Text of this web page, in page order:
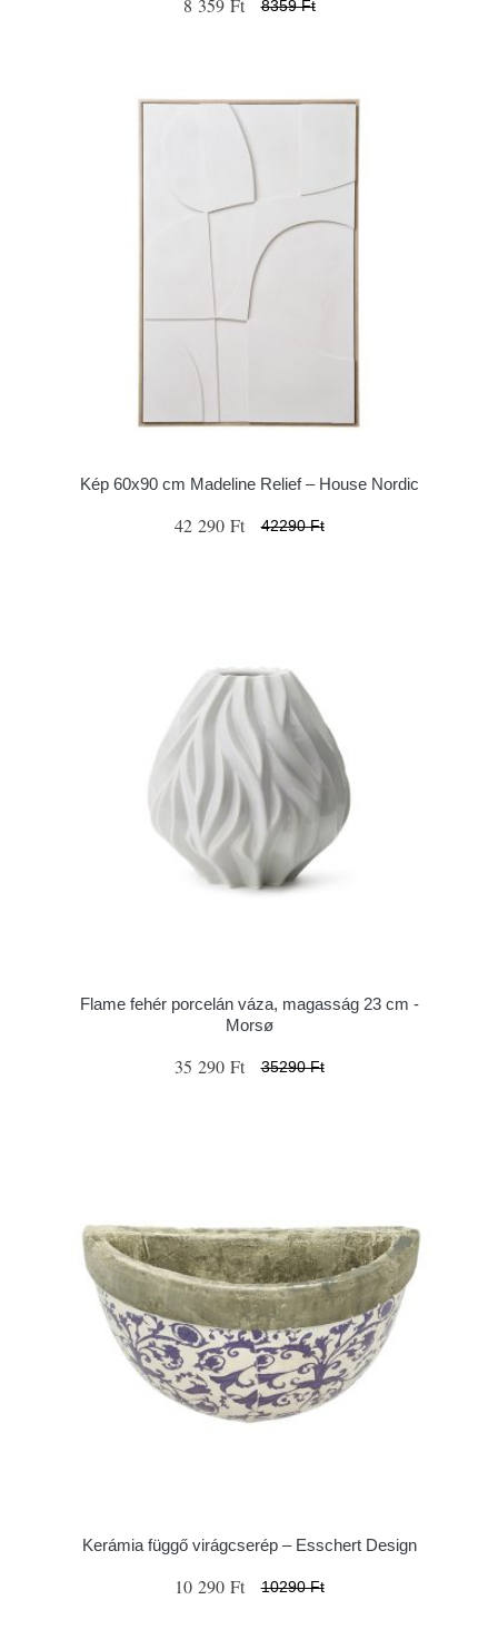
8 359 Ft 8359 Ft
Kép 60x90 cm Madeline Relief – House Nordic
42 290 Ft 42290 Ft
Flame fehér porcelán váza, magasság 23 cm -
Morsø
35 290 Ft 35290 Ft
Kerámia függő virágcserép – Esschert Design
10 290 Ft 10290 Ft